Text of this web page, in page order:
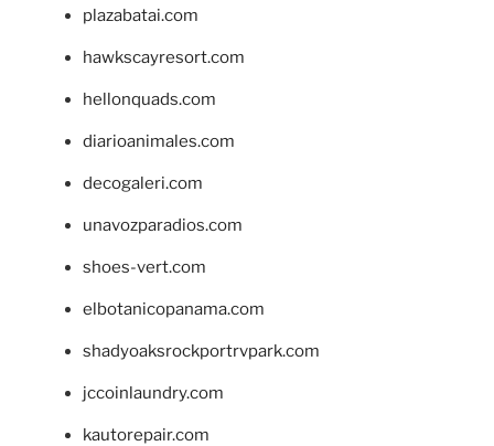
plazabatai.com
hawkscayresort.com
hellonquads.com
diarioanimales.com
decogaleri.com
unavozparadios.com
shoes-vert.com
elbotanicopanama.com
shadyoaksrockportrvpark.com
jccoinlaundry.com
kautorepair.com